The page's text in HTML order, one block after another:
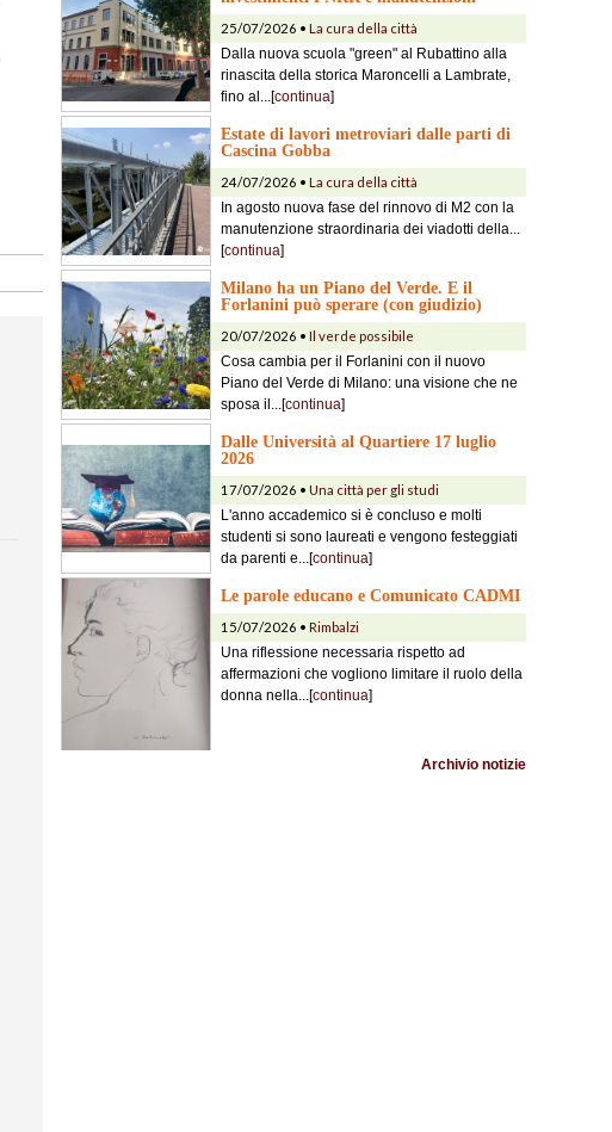
25/07/2026 • La cura della città
Dalla nuova scuola "green" al Rubattino alla
rinascita della storica Maroncelli a Lambrate,
fino al...[continua]
Estate di lavori metroviari dalle parti di
Cascina Gobba
24/07/2026 • La cura della città
In agosto nuova fase del rinnovo di M2 con la
manutenzione straordinaria dei viadotti della...
[continua]
Milano ha un Piano del Verde. E il
Forlanini può sperare (con giudizio)
20/07/2026 • Il verde possibile
Cosa cambia per il Forlanini con il nuovo
Piano del Verde di Milano: una visione che ne
sposa il...[continua]
Dalle Università al Quartiere 17 luglio
2026
17/07/2026 • Una città per gli studi
L'anno accademico si è concluso e molti
studenti si sono laureati e vengono festeggiati
da parenti e...[continua]
Le parole educano e Comunicato CADMI
15/07/2026 • Rimbalzi
Una riflessione necessaria rispetto ad
affermazioni che vogliono limitare il ruolo della
donna nella...[continua]
Archivio notizie